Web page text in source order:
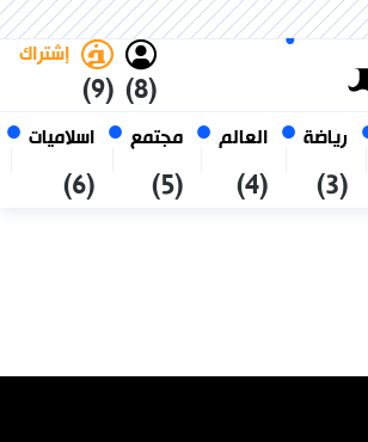
رياضة
(3)
العالم
(4)
مجتمع
(5)
اسلاميات
(6)
(8)
إشتراك
(9)
الجزائر